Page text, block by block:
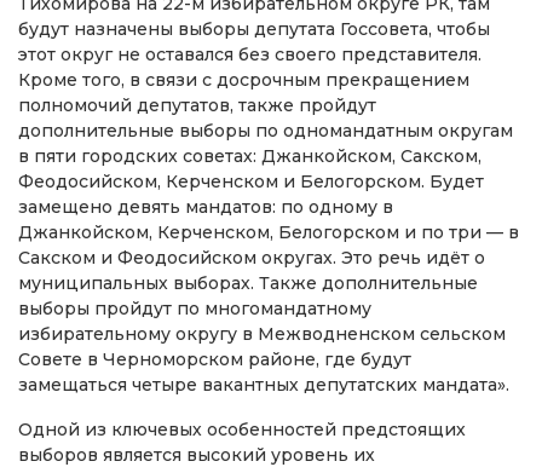
будут назначены выборы депутата Госсовета, чтобы
этот округ не оставался без своего представителя.
Кроме того, в связи с досрочным прекращением
полномочий депутатов, также пройдут
дополнительные выборы по одномандатным округам
в пяти городских советах: Джанкойском, Сакском,
Феодосийском, Керченском и Белогорском. Будет
замещено девять мандатов: по одному в
Джанкойском, Керченском, Белогорском и по три — в
Сакском и Феодосийском округах. Это речь идёт о
муниципальных выборах. Также дополнительные
выборы пройдут по многомандатному
избирательному округу в Межводненском сельском
Совете в Черноморском районе, где будут
замещаться четыре вакантных депутатских мандата».
Одной из ключевых особенностей предстоящих
выборов является высокий уровень их